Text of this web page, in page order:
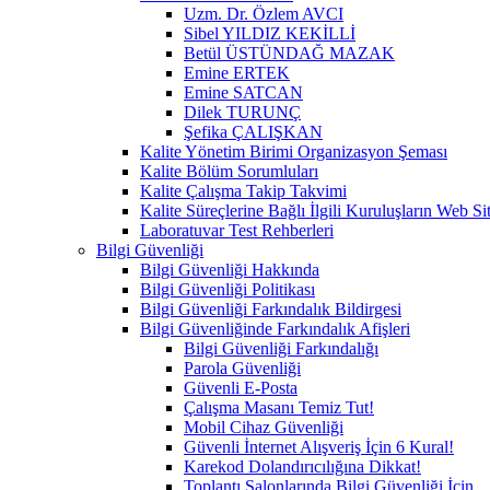
Uzm. Dr. Özlem AVCI
Sibel YILDIZ KEKİLLİ
Betül ÜSTÜNDAĞ MAZAK
Emine ERTEK
Emine SATCAN
Dilek TURUNÇ
Şefika ÇALIŞKAN
Kalite Yönetim Birimi Organizasyon Şeması
Kalite Bölüm Sorumluları
Kalite Çalışma Takip Takvimi
Kalite Süreçlerine Bağlı İlgili Kuruluşların Web
Laboratuvar Test Rehberleri
Bilgi Güvenliği
Bilgi Güvenliği Hakkında
Bilgi Güvenliği Politikası
Bilgi Güvenliği Farkındalık Bildirgesi
Bilgi Güvenliğinde Farkındalık Afişleri
Bilgi Güvenliği Farkındalığı
Parola Güvenliği
Güvenli E-Posta
Çalışma Masanı Temiz Tut!
Mobil Cihaz Güvenliği
Güvenli İnternet Alışveriş İçin 6 Kural!
Karekod Dolandırıcılığına Dikkat!
Toplantı Salonlarında Bilgi Güvenliği İçin